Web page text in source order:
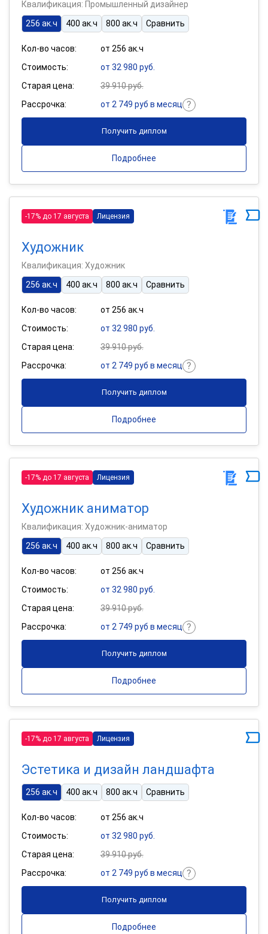
Квалификация: Промышленный дизайнер
256 ак.ч
400 ак.ч 800 ак.ч Сравнить
Кол-во часов:
от 256 ак.ч
Стоимость:
от 32 980 руб.
Старая цена:
39 910 руб.
Рассрочка:
от 2 749 руб в месяц
Получить диплом
Подробнее
-17% до 17 августа Лицензия
Художник
Квалификация: Художник
256 ак.ч
400 ак.ч 800 ак.ч Сравнить
Кол-во часов:
от 256 ак.ч
Стоимость:
от 32 980 руб.
Старая цена:
39 910 руб.
Рассрочка:
от 2 749 руб в месяц
Получить диплом
Подробнее
-17% до 17 августа Лицензия
Художник аниматор
Квалификация: Художник-аниматор
256 ак.ч
400 ак.ч 800 ак.ч Сравнить
Кол-во часов:
от 256 ак.ч
Стоимость:
от 32 980 руб.
Старая цена:
39 910 руб.
Рассрочка:
от 2 749 руб в месяц
Получить диплом
Подробнее
-17% до 17 августа Лицензия
Эстетика и дизайн ландшафта
256 ак.ч 400 ак.ч 800 ак.ч Сравнить
Кол-во часов:
от 256 ак.ч
Стоимость:
от 32 980 руб.
Старая цена:
39 910 руб.
Рассрочка:
от 2 749 руб в месяц
Получить диплом
Подробнее